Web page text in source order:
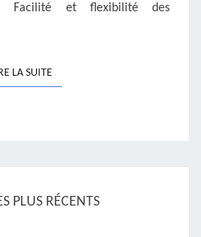
Facilité et flexibilité des
LA SUITELIRE LA SUITE
PLUS RÉCENTS